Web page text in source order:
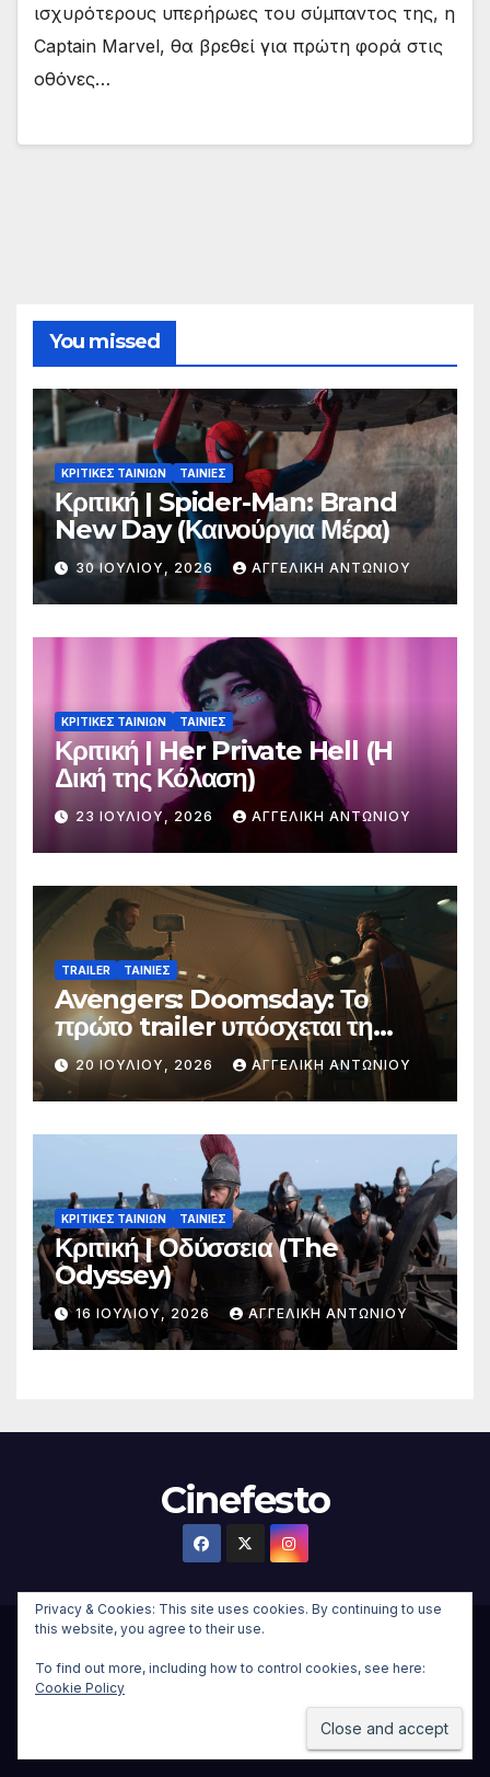
ισχυρότερους υπερήρωες του σύμπαντος της, η
Captain Marvel, θα βρεθεί για πρώτη φορά στις
οθόνες…
You missed
ΚΡΙΤΙΚΕΣ ΤΑΙΝΙΩΝ ΤΑΙΝΙΕΣ
Κριτική | Spider-Man: Brand
New Day (Καινούργια Μέρα)
30 ΙΟΥΛΊΟΥ, 2026 ΑΓΓΕΛΙΚΉ ΑΝΤΩΝΊΟΥ
ΚΡΙΤΙΚΕΣ ΤΑΙΝΙΩΝ ΤΑΙΝΙΕΣ
Κριτική | Her Private Hell (H
Δική της Κόλαση)
23 ΙΟΥΛΊΟΥ, 2026 ΑΓΓΕΛΙΚΉ ΑΝΤΩΝΊΟΥ
TRAILER ΤΑΙΝΙΕΣ
Avengers: Doomsday: Το
πρώτο trailer υπόσχεται τη
μεγαλύτερη μάχη στην ιστορία
της Marvel
20 ΙΟΥΛΊΟΥ, 2026 ΑΓΓΕΛΙΚΉ ΑΝΤΩΝΊΟΥ
ΚΡΙΤΙΚΕΣ ΤΑΙΝΙΩΝ ΤΑΙΝΙΕΣ
Κριτική | Οδύσσεια (The
Odyssey)
16 ΙΟΥΛΊΟΥ, 2026 ΑΓΓΕΛΙΚΉ ΑΝΤΩΝΊΟΥ
Cinefesto
WordPress|Θέμα:Newsup ChildαπόThemeansar.
Επικοινωνια
Privacy & Cookies: This site uses cookies. By continuing to use
this website, you agree to their use.
To find out more, including how to control cookies, see here:
Cookie Policy